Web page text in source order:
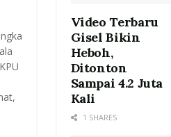
Video Terbaru
Gisel Bikin
Heboh,
Ditonton
Sampai 4.2 Juta
Kali
1 SHARES